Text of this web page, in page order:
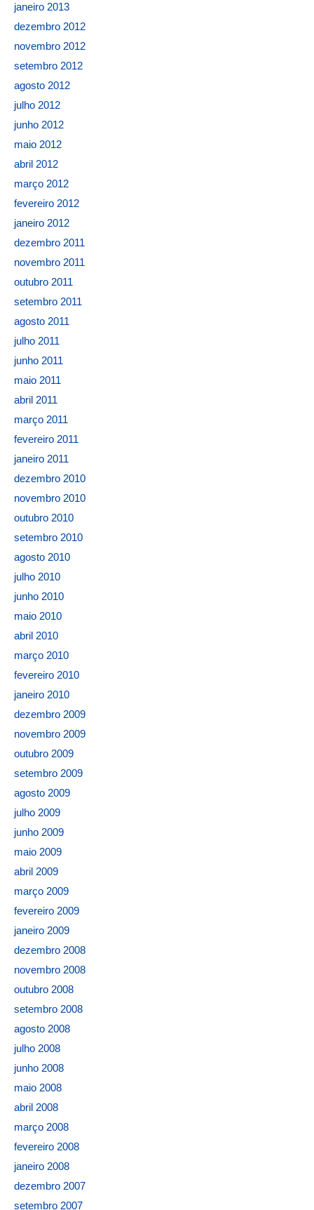
janeiro 2013
dezembro 2012
novembro 2012
setembro 2012
agosto 2012
julho 2012
junho 2012
maio 2012
abril 2012
março 2012
fevereiro 2012
janeiro 2012
dezembro 2011
novembro 2011
outubro 2011
setembro 2011
agosto 2011
julho 2011
junho 2011
maio 2011
abril 2011
março 2011
fevereiro 2011
janeiro 2011
dezembro 2010
novembro 2010
outubro 2010
setembro 2010
agosto 2010
julho 2010
junho 2010
maio 2010
abril 2010
março 2010
fevereiro 2010
janeiro 2010
dezembro 2009
novembro 2009
outubro 2009
setembro 2009
agosto 2009
julho 2009
junho 2009
maio 2009
abril 2009
março 2009
fevereiro 2009
janeiro 2009
dezembro 2008
novembro 2008
outubro 2008
setembro 2008
agosto 2008
julho 2008
junho 2008
maio 2008
abril 2008
março 2008
fevereiro 2008
janeiro 2008
dezembro 2007
setembro 2007